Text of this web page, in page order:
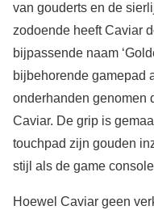
van gouderts en de
zodoende heeft Caviar
bijpassende naam
bijbehorende gamepad
onderhanden genomen
Caviar. De grip is
touchpad zijn gouden
stijl als de game
Hoewel Caviar geen